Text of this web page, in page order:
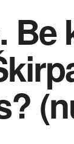
Be